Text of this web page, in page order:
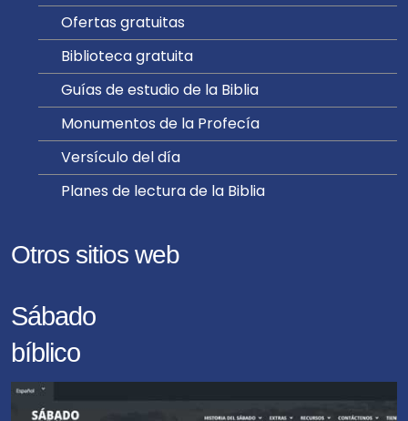
Ofertas gratuitas
Biblioteca gratuita
Guías de estudio de la Biblia
Monumentos de la Profecía
Versículo del día
Planes de lectura de la Biblia
Otros sitios web
Sábado
bíblico